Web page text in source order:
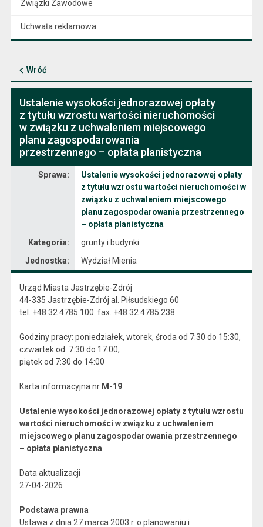
Związki Zawodowe
Uchwała reklamowa
Wróć
Ustalenie wysokości jednorazowej opłaty
z tytułu wzrostu wartości nieruchomości
w związku z uchwaleniem miejscowego
planu zagospodarowania
przestrzennego – opłata planistyczna
Sprawa:
Ustalenie wysokości jednorazowej opłaty
z tytułu wzrostu wartości nieruchomości w
związku z uchwaleniem miejscowego
planu zagospodarowania przestrzennego
– opłata planistyczna
Kategoria:
grunty i budynki
Jednostka:
Wydział Mienia
Urząd Miasta Jastrzębie-Zdrój
44-335 Jastrzębie-Zdrój al. Piłsudskiego 60
tel. +48 32 4785 100 fax. +48 32 4785 238
Godziny pracy: poniedziałek, wtorek, środa od 7:30 do 15:30,
czwartek od 7:30 do 17:00,
piątek od 7:30 do 14:00
Karta informacyjna nr M-19
Ustalenie wysokości jednorazowej opłaty z tytułu wzrostu
wartości nieruchomości w związku z uchwaleniem
miejscowego planu zagospodarowania przestrzennego
– opłata planistyczna
Data aktualizacji
27-04-2026
Podstawa prawna
Ustawa z dnia 27 marca 2003 r. o planowaniu i